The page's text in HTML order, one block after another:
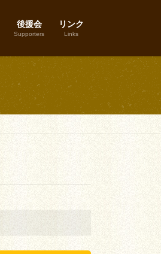
後援会
Supporters
リンク
Links